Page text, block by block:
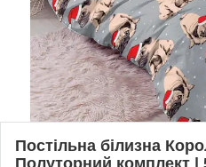
Постільна білизна
Полуторний комплект |